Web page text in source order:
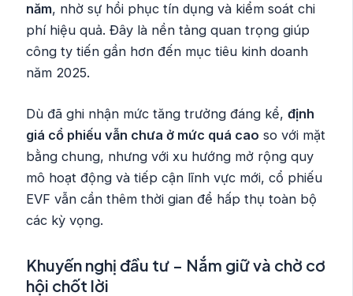
năm, nhờ sự hồi phục tín dụng và kiểm soát chi
phí hiệu quả. Đây là nền tảng quan trọng giúp
công ty tiến gần hơn đến mục tiêu kinh doanh
năm 2025.
Dù đã ghi nhận mức tăng trưởng đáng kể,định
giá cổ phiếu vẫn chưa ở mức quá cao so với mặt
bằng chung, nhưng với xu hướng mở rộng quy
mô hoạt động và tiếp cận lĩnh vực mới, cổ phiếu
EVF vẫn cần thêm thời gian để hấp thụ toàn bộ
các kỳ vọng.
Khuyến nghị đầu tư – Nắm giữ và chờ cơ
hội chốt lời